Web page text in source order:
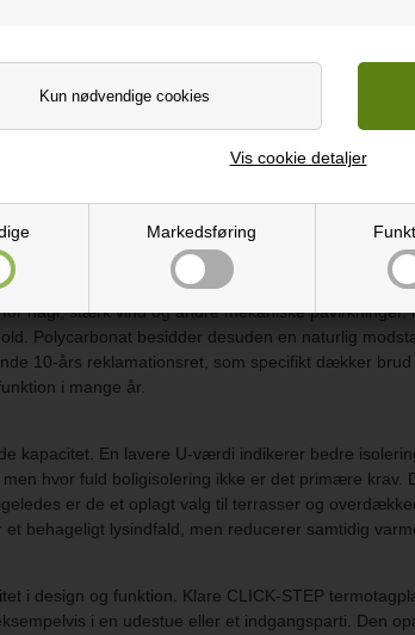
Markedsføring
Vis cookie detaljer
og CLICK-STEP termotag tilbyder en
klikfunktion, hvor de enkelte termoplader
stort udvalg af tilbehør, hvilket ikke alene gør
desuden til et rent og æstetisk udseende efter
der er kendt for sin exceptionelle
hagl, stærk vind og andre mekaniske
Polycarbonat besidder desuden en naturlig
10-års reklamationsret, som specifikt dækker
i mange år.
kapacitet. En lavere U-værdi indikerer bedre
hvor fuld boligisolering ikke er det primære
er de et oplagt valg til terrasser og
behageligt lysindfald, men reducerer samtidig
i design og funktion. Klare CLICK-STEP
i en udestue eller et indgangsparti. Den